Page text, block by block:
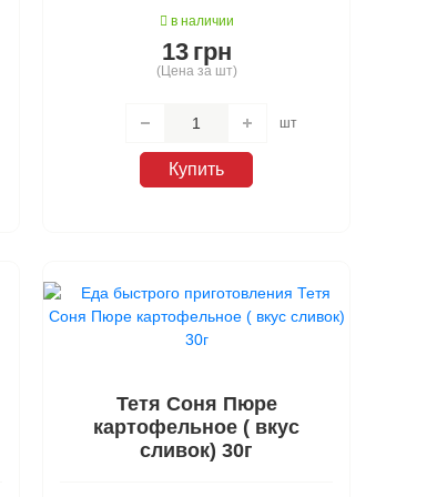
в наличии
13 грн
(Цена за шт)
шт
Купить
Тетя Соня Пюре
картофельное ( вкус
сливок) 30г